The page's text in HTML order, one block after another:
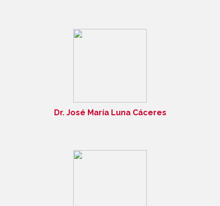
Dr. José María Luna Cáceres